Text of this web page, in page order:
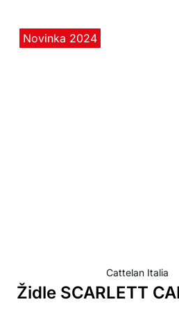
Novinka 2024
Cattelan Italia
Židle SCARLETT